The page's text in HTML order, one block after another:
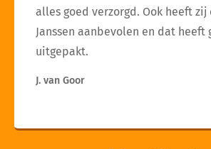
alles goed verzorgd. Ook heeft zij
Janssen aanbevolen en dat heeft
uitgepakt.
J. van Goor